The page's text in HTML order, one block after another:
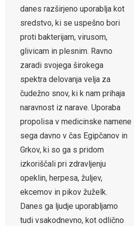
danes razširjeno uporablja kot
sredstvo, ki se uspešno bori
proti bakterijam, virusom,
glivicam in plesnim. Ravno
zaradi svojega širokega
spektra delovanja velja za
čudežno snov, ki k nam prihaja
naravnost iz narave. Uporaba
propolisa v medicinske namene
sega davno v čas Egipčanov in
Grkov, ki so ga s pridom
izkoriščali pri zdravljenju
opeklin, herpesa, žuljev,
ekcemov in pikov žuželk.
Danes ga ljudje uporabljamo
tudi vsakodnevno, kot odlično